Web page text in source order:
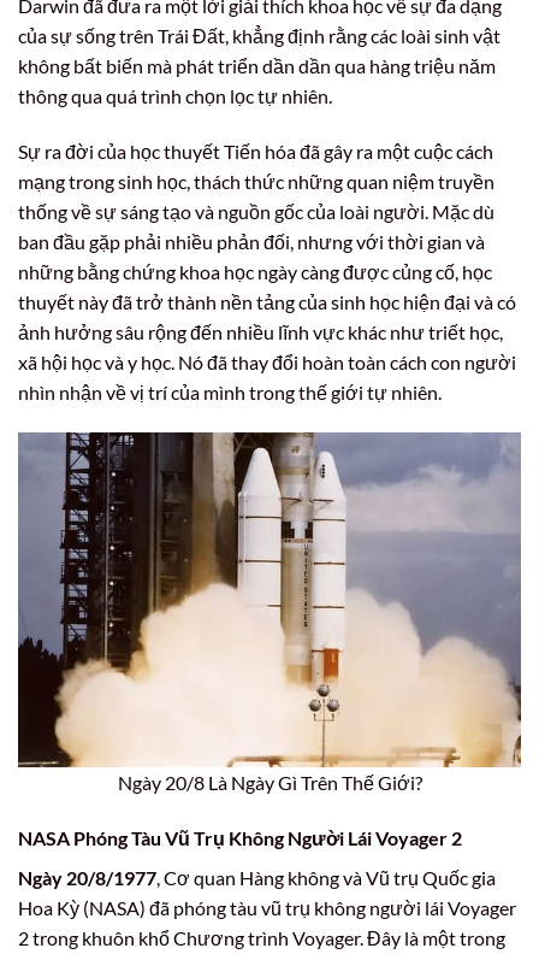
Darwin đã đưa ra một lời giải thích khoa học về sự đa dạng
của sự sống trên Trái Đất, khẳng định rằng các loài sinh vật
không bất biến mà phát triển dần dần qua hàng triệu năm
thông qua quá trình chọn lọc tự nhiên.
Sự ra đời của học thuyết Tiến hóa đã gây ra một cuộc cách
mạng trong sinh học, thách thức những quan niệm truyền
thống về sự sáng tạo và nguồn gốc của loài người. Mặc dù
ban đầu gặp phải nhiều phản đối, nhưng với thời gian và
những bằng chứng khoa học ngày càng được củng cố, học
thuyết này đã trở thành nền tảng của sinh học hiện đại và có
ảnh hưởng sâu rộng đến nhiều lĩnh vực khác như triết học,
xã hội học và y học. Nó đã thay đổi hoàn toàn cách con người
nhìn nhận về vị trí của mình trong thế giới tự nhiên.
Ngày 20/8 Là Ngày Gì Trên Thế Giới?
NASA Phóng Tàu Vũ Trụ Không Người Lái Voyager 2
Ngày 20/8/1977 , Cơ quan Hàng không và Vũ trụ Quốc gia
Hoa Kỳ (NASA) đã phóng tàu vũ trụ không người lái Voyager
2 trong khuôn khổ Chương trình Voyager. Đây là một trong